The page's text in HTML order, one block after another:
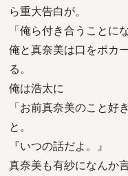
ら重大告白が。
「俺ら付き合うことに
俺と真奈美は口をポカ
る。
俺は浩太に
「お前真奈美のこと好
と。
『いつの話だよ。』
真奈美も有紗になんか